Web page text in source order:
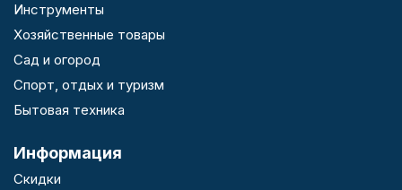
Инструменты
Хозяйственные товары
Сад и огород
Спорт, отдых и туризм
Бытовая техника
Информация
Скидки